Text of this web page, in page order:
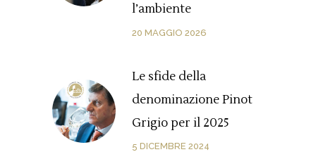
l’ambiente
20 MAGGIO 2026
Le sfide della
denominazione Pinot
Grigio per il 2025
5 DICEMBRE 2024